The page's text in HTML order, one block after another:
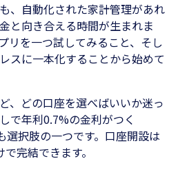
、自動化された家計管理があれ
と向き合える時間が生まれま
リを一つ試してみること、そし
スに一本化することから始めて
、どの口座を選べばいいか迷っ
で年利0.7%の金利がつく
択肢の一つです。口座開設は
完結できます。